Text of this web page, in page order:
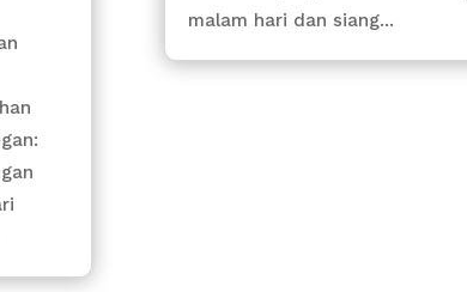
malam hari dan siang...